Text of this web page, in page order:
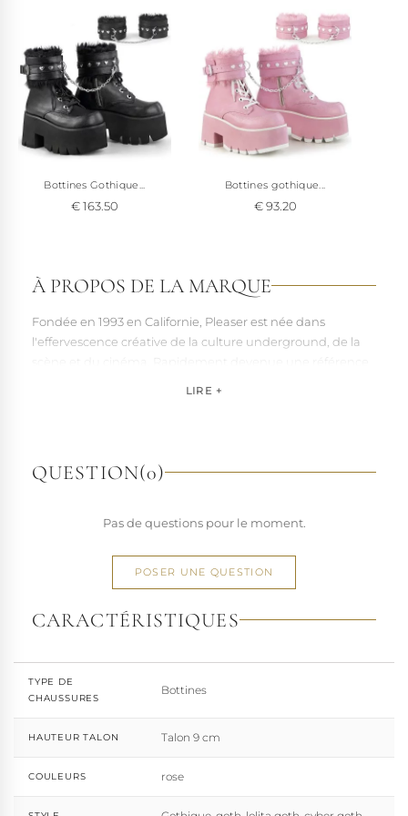
Bottines Gothique...
€ 163.50
Bottines gothique...
€ 93.20
À PROPOS DE LA MARQUE
Fondée en 1993 en Californie, Pleaser est née dans
l'effervescence créative de la culture underground, de la
elle a étendu son savoir-faire à d'autres univers. Pleaser est
aujourd'hui distribuée dans 110 pays.
de la mode, Pleaser propose des collections ultra féminines
une large gamme de pointures. Parce qu'un style ne
devrait jamais se réduire à une question de centimètres, la
marque défend une idée simple : permettre à chacun
d'exprimer, sans contrainte, qui il veut être.
LIRE +
QUESTION(0)
Pas de questions pour le moment.
POSER UNE QUESTION
CARACTÉRISTIQUES
TYPE DE
CHAUSSURES
Bottines
HAUTEUR TALON Talon 9 cm
COULEURS rose